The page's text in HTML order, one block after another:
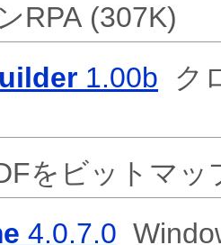
RPA (307K)
1.00b ク
をビットマ
4.0.7.0